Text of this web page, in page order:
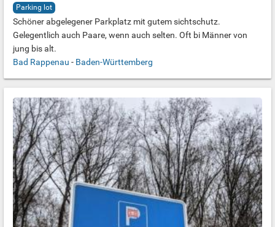
Parking lot
Schöner abgelegener Parkplatz mit gutem sichtschutz.
Gelegentlich auch Paare, wenn auch selten. Oft bi Männer von
jung bis alt.
Bad Rappenau - Baden-Württemberg